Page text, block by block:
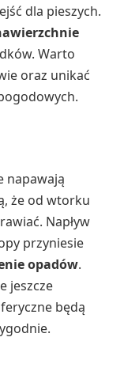
dla pieszych.
Warto
oraz unikać
napawają
że od wtorku
Napływ
przyniesie
opadów.
jeszcze
będą